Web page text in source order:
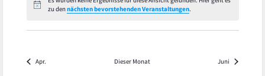
Hinweiszu dennächsten bevorstehenden Veranstaltungen.
Apr. Dieser Monat Juni